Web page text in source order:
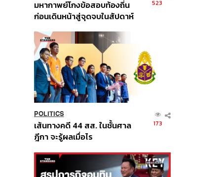
มหากาพย์โกงข้อสอบท้องถิ่น
ก่อนเดินหน้าสู่จุดจบในสัปดาห์
523
POLITICS
เส้นทางคดี 44 สส. ในชั้นศาล
ฎีกา จะรู้ผลเมื่อไร
173